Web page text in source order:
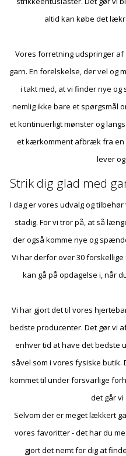
altid kan købe det
Vores forretning udspringer
garn. En forelskelse, der vel og
i takt med, at vi finder nye
nemlig ikke bare et spørgsmål
et kontinuerligt mønster og
et kærkomment afbræk fra en
lever
Strik dig glad med
I dag er vores udvalg og
stadig. For vi tror på, at så
der også komme nye og
Vi har derfor over 30
kan gå på opdagelse i, når
Vi har gjort det til vores
bedste producenter. Det gør vi
enhver tid at have det bedste
såvel som i vores fysiske butik.
kommet til under forsvarlige
det går vi
Selvom der er meget lækkert
vores favoritter - det har du
gjort det nemt for dig at